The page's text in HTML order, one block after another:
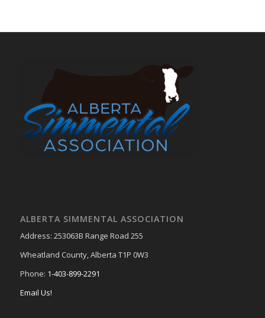
ALBERTA SIMMENTAL ASSOCIATION
Address: 253063B Range Road 255
Wheatland County, Alberta T1P 0W3
Phone: 1-403-899-2291
Email Us!